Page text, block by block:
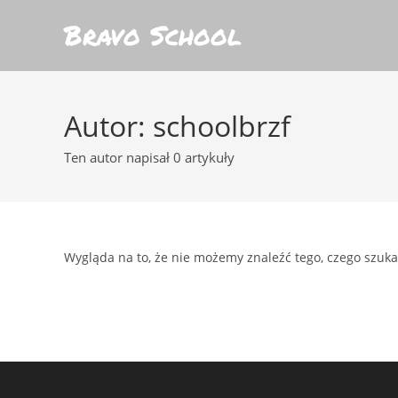
Bravo School
Autor: schoolbrzf
Ten autor napisał 0 artykuły
Wygląda na to, że nie możemy znaleźć tego, czego